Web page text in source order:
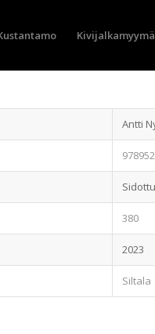
Antti
Sidottu
380
2023
Siltala